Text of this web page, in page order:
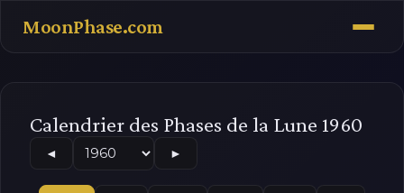
MoonPhase.com
Calendrier des Phases de la Lune 1960
◄ ►